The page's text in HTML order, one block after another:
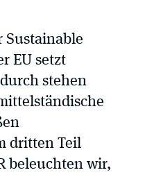
Sustainable
EU setzt
stehen
dritten Teil
beleuchten wir,